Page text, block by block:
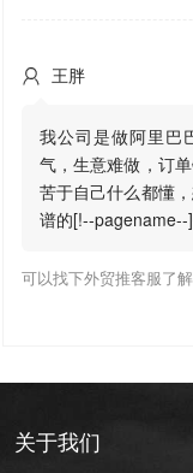
 王胖
我公司是做阿里巴
气，生意难做，订
苦于自己什么都懂
谱的[!--pagename--
可以找下外贸推客服了
关于我们